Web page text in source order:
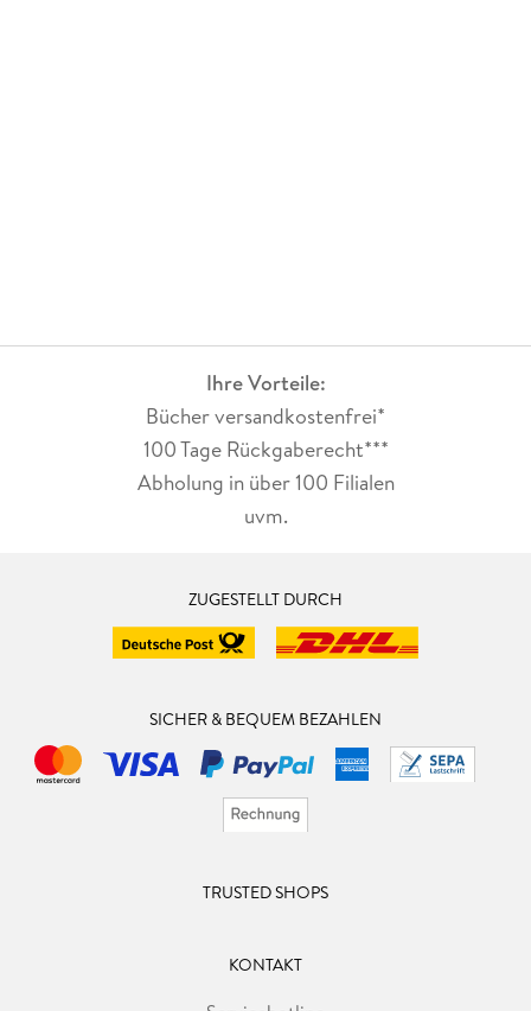
Ihre Vorteile:
Bücher versandkostenfrei*
100 Tage Rückgaberecht***
Abholung in über 100 Filialen
uvm.
ZUGESTELLT DURCH
SICHER & BEQUEM BEZAHLEN
TRUSTED SHOPS
KONTAKT